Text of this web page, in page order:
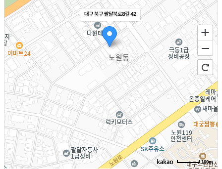
대구 북구 팔달북로8길 42
100m